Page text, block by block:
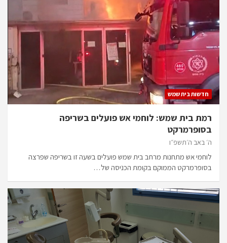
חדשות בית שמש
רמת בית שמש: לוחמי אש פועלים בשריפה
בסופרמרקט
ה׳ באב ה׳תשפ״ו
לוחמי אש מתחנות מרחב בית שמש פועלים בשעה זו בשריפה שפרצה
בסופרמרקט הממוקם בקומת הכניסה של…